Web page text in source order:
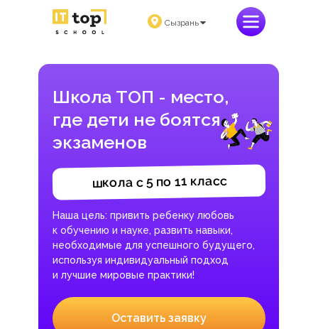
Сызрань
Наша цель: привить ребенку любовь
к обучению и науке, развить навыки,
необходимые для успешного будущего,
используя индивидуальный подход
и лучшие мировые практики!
Школа ТОП - место,
где дети не боятся
экзаменов
школа с 5 по 11 класс
Оставить заявку